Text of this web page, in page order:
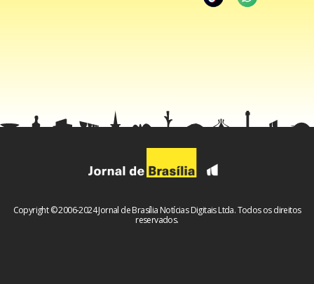
Copyright © 2006-2024 Jornal de Brasília Notícias Digitais Ltda. Todos os direitos
reservados.